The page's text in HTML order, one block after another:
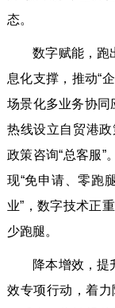
态。
数字赋能，跑出
息化支撑，推动“
场景化多业务协同
热线设立自贸港
政策咨询“总客服”
现“免申请、零跑
业”，数字技术正
少跑腿。
降本增效，提升
效专项行动，着